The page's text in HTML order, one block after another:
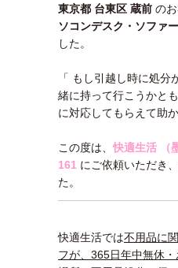
東京都 台東区 蔵前 の
ソコンデスク・ソファ
した。
「 もし引越し時に処
緒に持って行こうかと
に対応してもらえて助
この度は、快適生活 （
161 にご依頼いただき
た。
快適生活では不用品に
フが、365日年中無休